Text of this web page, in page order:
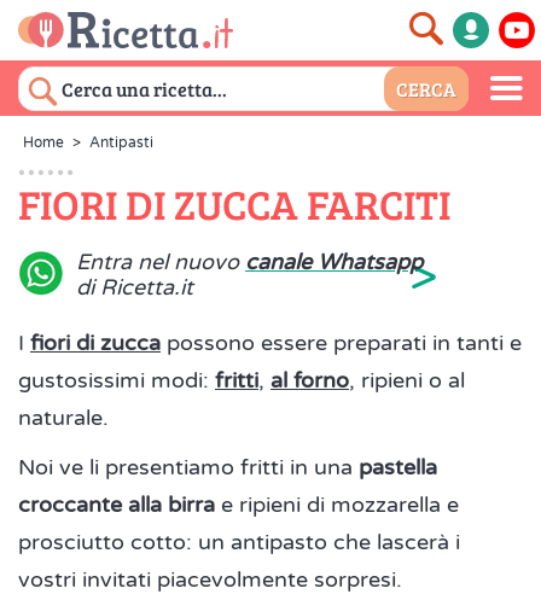
Home > Antipasti
FIORI DI ZUCCA FARCITI
Entra nel nuovo canale Whatsapp
di Ricetta.it
>
I fiori di zucca possono essere preparati in tanti e
gustosissimi modi: fritti, al forno, ripieni o al
naturale.
Noi ve li presentiamo fritti in una pastella
croccante alla birra e ripieni di mozzarella e
prosciutto cotto: un antipasto che lascerà i
vostri invitati piacevolmente sorpresi.